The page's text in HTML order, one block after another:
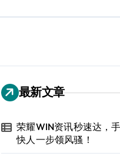
最新文章
荣耀WIN资讯秒速达，
快人一步领风骚！